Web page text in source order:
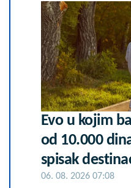
Evo u kojim
od 10.000
spisak
06. 08. 2026 07:08